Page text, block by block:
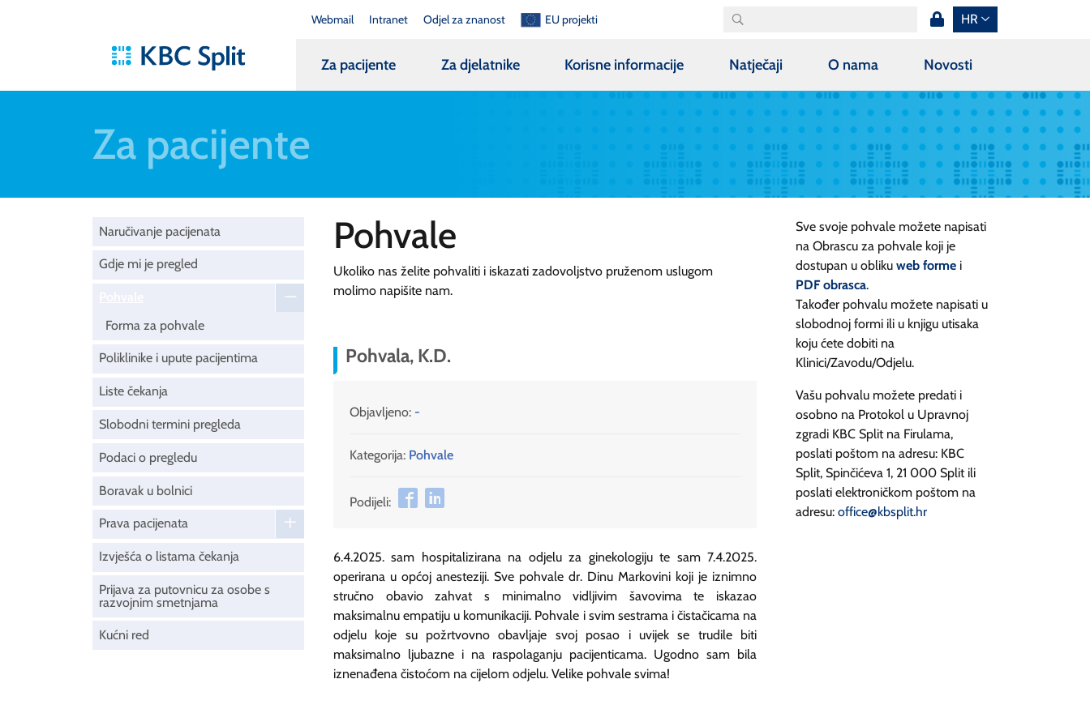
Webmail Intranet Odjel za znanost EU projekti HR
Za pacijente Za djelatnike Korisne informacije Natječaji O nama Novosti
Za pacijente
Naručivanje pacijenata
Gdje mi je pregled
Forma za pohvale
Poliklinike i upute pacijentima
Liste čekanja
Slobodni termini pregleda
Podaci o pregledu
Boravak u bolnici
Prava pacijenata
Izvješća o listama čekanja
Prijava za putovnicu za osobe s
razvojnim smetnjama
Kućni red
Pohvale
Ukoliko nas želite pohvaliti i iskazati zadovoljstvo pruženom uslugom
molimo napišite nam.
Pohvala, K.D.
Objavljeno: -
Kategorija: Pohvale
Podijeli:
6.4.2025. sam hospitalizirana na odjelu za ginekologiju te sam 7.4.2025.
operirana u općoj anesteziji. Sve pohvale dr. Dinu Markovini koji je iznimno
stručno obavio zahvat s minimalno vidljivim šavovima te iskazao
maksimalnu empatiju u komunikaciji. Pohvale i svim sestrama i čistačicama na
odjelu koje su požrtvovno obavljaje svoj posao i uvijek se trudile biti
maksimalno ljubazne i na raspolaganju pacijenticama. Ugodno sam bila
iznenađena čistoćom na cijelom odjelu. Velike pohvale svima!
Sve svoje pohvale možete napisati
na Obrascu za pohvale koji je
dostupan u obliku web forme i
PDF obrasca.
Također pohvalu možete napisati u
slobodnoj formi ili u knjigu utisaka
koju ćete dobiti na
Klinici/Zavodu/Odjelu.
Vašu pohvalu možete predati i
osobno na Protokol u Upravnoj
zgradi KBC Split na Firulama,
poslati poštom na adresu: KBC
Split, Spinčićeva 1, 21 000 Split ili
poslati elektroničkom poštom na
adresu: office@kbsplit.hr